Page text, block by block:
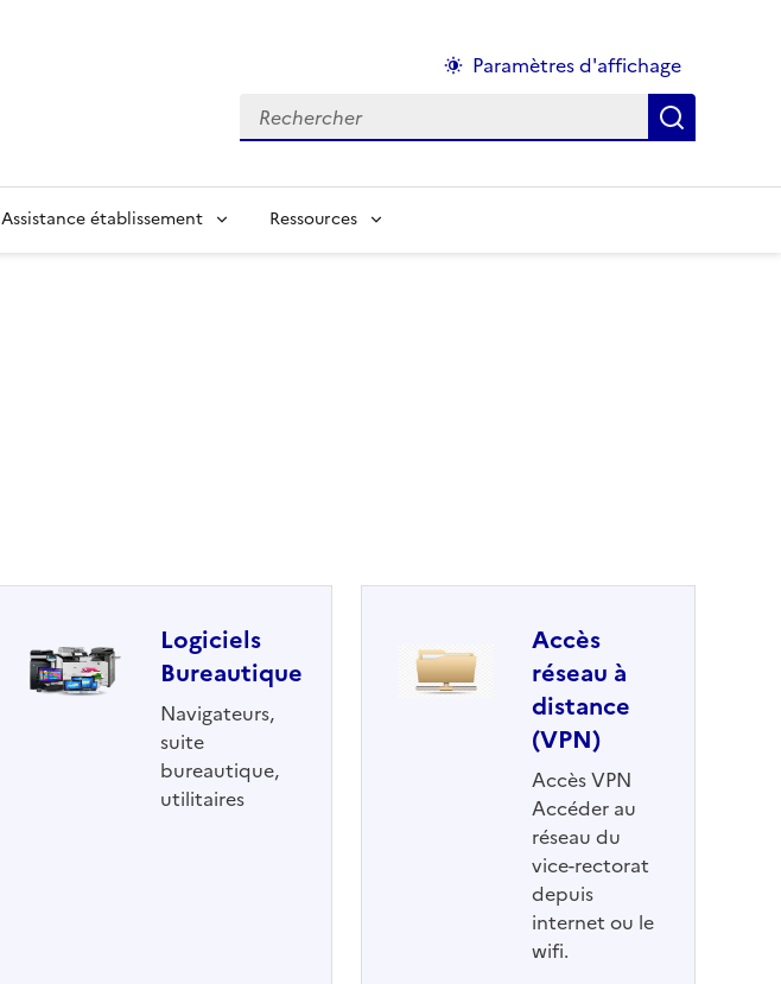
Paramètres d'affichage
Rechercher :
Assistance établissement Ressources
Logiciels
Bureautique
Navigateurs,
suite
bureautique,
utilitaires
Accès
réseau à
distance
(VPN)
Accès VPN
Accéder au
réseau du
vice-rectorat
depuis
internet ou le
wifi.